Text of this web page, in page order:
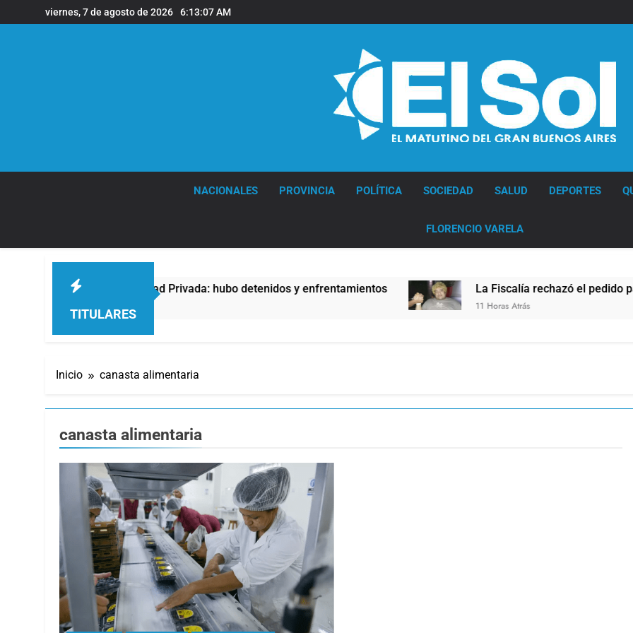
al
viernes, 7 de agosto de 2026 6:13:08 AM
NACIONALES PROVINCIA POLÍTICA SOCIEDAD SALUD DEPORTES
FLORENCIO VARELA
TITULARES
Propiedad Privada: hubo detenidos y enfrentamientos La Fiscalía rechazó el pedido para suspender el
11 Horas Atrás
Inicio canasta alimentaria
canasta alimentaria